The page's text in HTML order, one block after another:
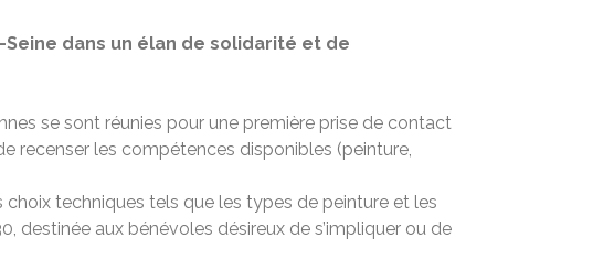
dans un élan de solidarité et de
se sont réunies pour une première prise de contact
recenser les compétences disponibles (peinture,
choix techniques tels que les types de peinture et les
destinée aux bénévoles désireux de s’impliquer ou de